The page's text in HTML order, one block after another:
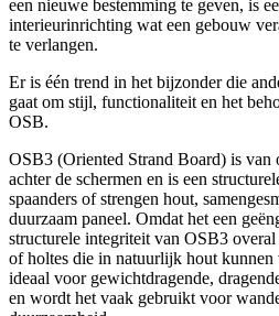
een nieuwe bestemming te geven, is
interieurinrichting wat een gebouw
te verlangen.
Er is één trend in het bijzonder die
gaat om stijl, functionaliteit en het
OSB.
OSB3 (Oriented Strand Board) is van
achter de schermen en is een
spaanders of strengen hout,
duurzaam paneel. Omdat het een
structurele integriteit van OSB3 overal
of holtes die in natuurlijk hout
ideaal voor gewichtdragende,
en wordt het vaak gebruikt voor